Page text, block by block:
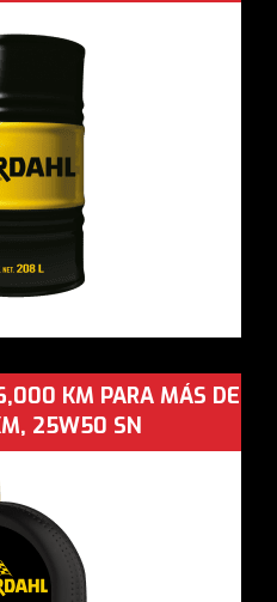
KM PARA MÁS DE
25W50 SN